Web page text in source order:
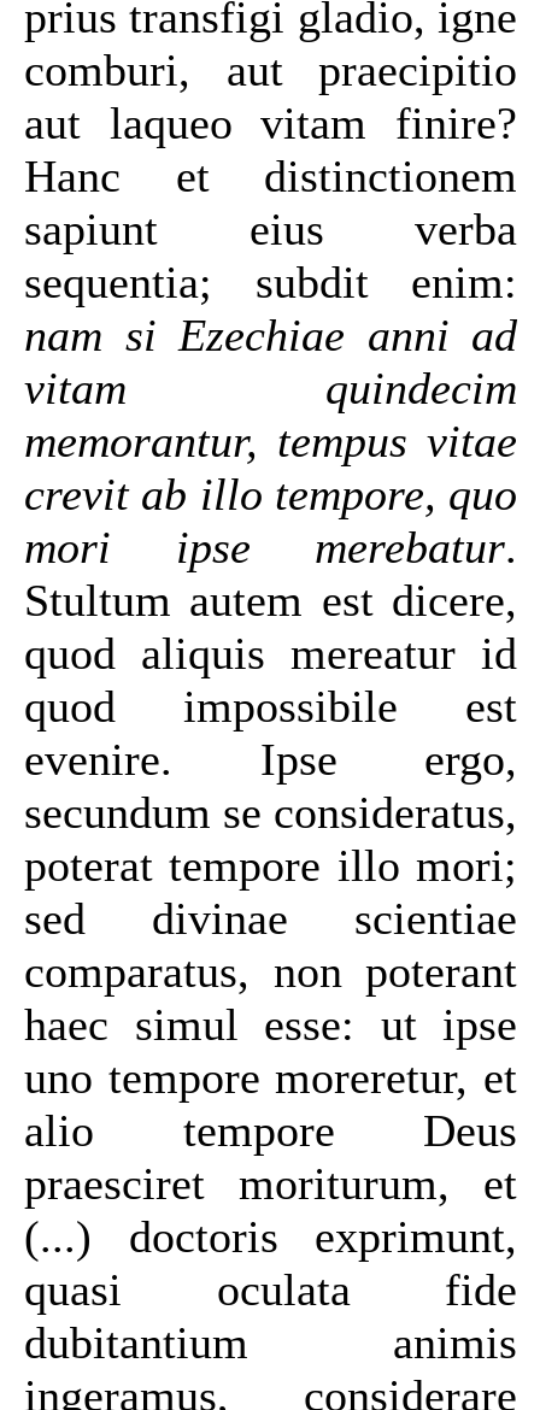
prius transfigi gladio, igne
comburi, aut praecipitio
aut laqueo vitam finire?
Hanc et distinctionem
sapiunt eius verba
sequentia; subdit enim:
nam si Ezechiae anni ad
vitam quindecim
memorantur, tempus vitae
crevit ab illo tempore, quo
mori ipse merebatur.
Stultum autem est dicere,
quod aliquis mereatur id
quod impossibile est
evenire. Ipse ergo,
secundum se consideratus,
poterat tempore illo mori;
sed divinae scientiae
comparatus, non poterant
haec simul esse: ut ipse
uno tempore moreretur, et
alio tempore Deus
praesciret moriturum, et
(...) doctoris exprimunt,
quasi oculata fide
dubitantium animis
ingeramus, considerare